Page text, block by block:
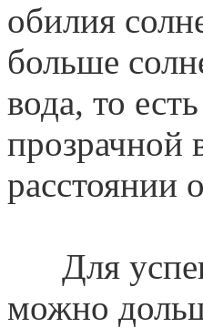
обилия
больше
вода, то
прозрачной
расстоянии
Для
можно